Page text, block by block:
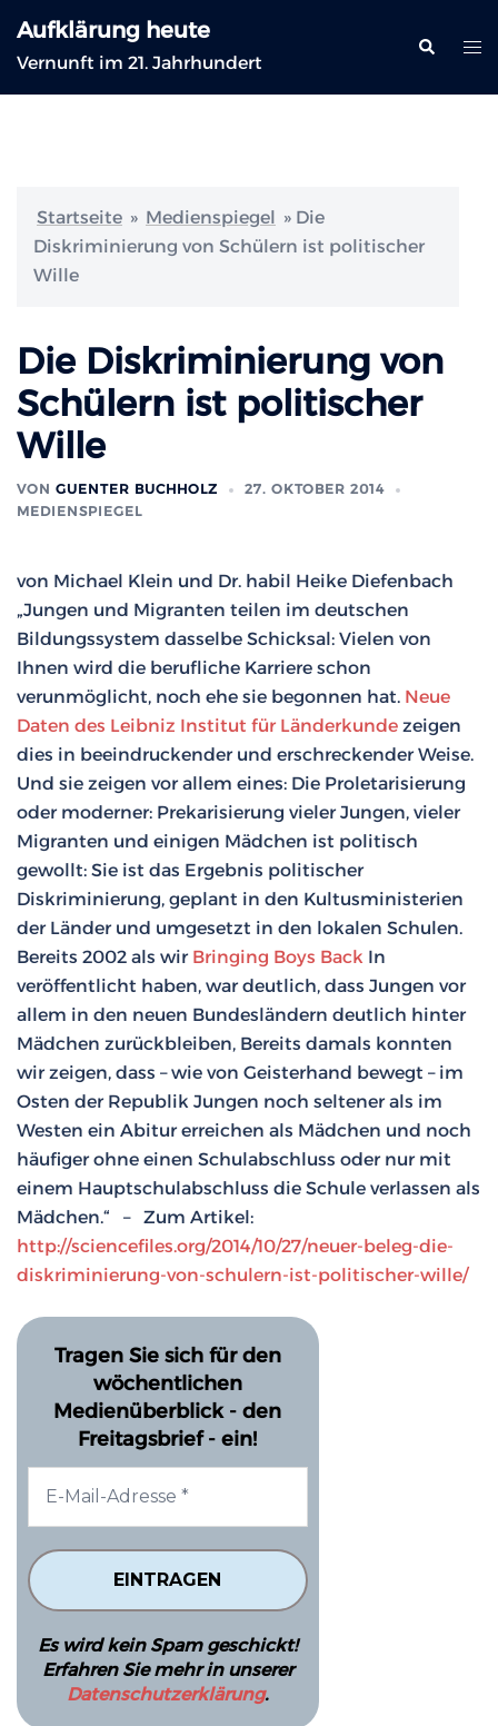
Inhalt
springen
Aufklärung heute
Vernunft im 21. Jahrhundert
Suche
Startseite » Medienspiegel » Die
Diskriminierung von Schülern ist politischer
Wille
Die Diskriminierung von
Schülern ist politischer
Wille
VON GUENTER BUCHHOLZ
27. OKTOBER 2014
MEDIENSPIEGEL
von Michael Klein und Dr. habil Heike Diefenbach
„Jungen und Migranten teilen im deutschen
Bildungssystem dasselbe Schicksal: Vielen von
Ihnen wird die berufliche Karriere schon
verunmöglicht, noch ehe sie begonnen hat. Neue
Daten des Leibniz Institut für Länderkunde zeigen
dies in beeindruckender und erschreckender Weise.
Und sie zeigen vor allem eines: Die Proletarisierung
oder moderner: Prekarisierung vieler Jungen, vieler
Migranten und einigen Mädchen ist politisch
gewollt: Sie ist das Ergebnis politischer
Diskriminierung, geplant in den Kultusministerien
der Länder und umgesetzt in den lokalen Schulen.
Bereits 2002 als wir Bringing Boys Back In
veröffentlicht haben, war deutlich, dass Jungen vor
allem in den neuen Bundesländern deutlich hinter
Mädchen zurückbleiben, Bereits damals konnten
wir zeigen, dass – wie von Geisterhand bewegt – im
Osten der Republik Jungen noch seltener als im
Westen ein Abitur erreichen als Mädchen und noch
häufiger ohne einen Schulabschluss oder nur mit
einem Hauptschulabschluss die Schule verlassen als
Mädchen.“ – Zum Artikel:
http://sciencefiles.org/2014/10/27/neuer-beleg-die-
diskriminierung-von-schulern-ist-politischer-wille/
Tragen Sie sich für den
wöchentlichen
Medienüberblick - den
Freitagsbrief - ein!
Es wird kein Spam geschickt!
Erfahren Sie mehr in unserer
Datenschutzerklärung.